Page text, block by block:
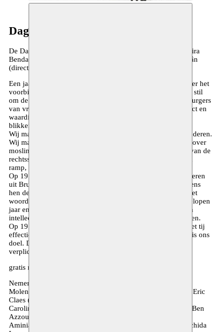
Dag van de Waardigheid
De Dag van de Waardigheid is een burgerinitiatief van Samira
Bendadi (Journaliste MO* Magazine) en Mohamed Ikoubaân
(directeur Moussem Nomadisch Kunstencentrum).
Een jaar na de aanslagen van 22 maart staan we stil bij wat er het
voorbije jaar allemaal gebeurd is en gezegd werd. We staan stil
om de schade op te meten en de balans op te maken. Wij, burgers
van vreemde afkomst, staan op in ons verlangen naar respect en
waardigheid. Vanuit dat verlangen bekijken we de feiten en
blikken we vooruit.
Wij maken ons grote zorgen over de toekomst van onze kinderen.
Wij maken ons grote zorgen omdat het dominante discours over
moslims en minderheden in het algemeen tot de uitholling van de
rechtsstraat zou leiden. Onze samenleving stevent af op een
ramp, maar het is mogelijk om het tij nog te keren.
Op 19 maart geven we het woord aan vrouwen en aan jongeren
uit Brussel. Wat is er tot nu toe ondernomen? Wat zijn volgens
hen de pijnpunten en wat zijn hun voorstellen? We geven het
woord aan experts en academici. Hoe evalueren zij het afgelopen
jaar en wat zijn hun plannen voor de toekomst? En we laten
intellectuelen en artiesten over deze woelige tijden reflecteren.
Op 19 maart ligt de klemtoon op concrete voorstellen om het tij
effectief te keren. Waardigheid en gelijkheid voor iedereen is ons
doel. Dat zijn we onze kinderen en de komende generaties
verplicht.
gratis mits
Nemen o.a. deel : Aziza El-Maiaouni (De Wijkacademie
Molenbeek), Bachir Mrabet (Foyer des jeunes Molenbeek), Eric
Claes (Odisee), Fatima Zibouh (ULg), Eva Brems (UGent),
Caroline Pauwels (rector VUB), Elena Aoun (UCL), Jamila Ben
Azzouz, Mireille-Tsheusi Robert (Ba Ya Ya vzw), Mohamed
Aminian (Centre Culturel Omar Khayam), Taha Adnan, Rachida